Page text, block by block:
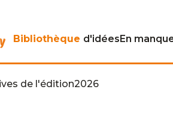
Bibliothèque d'idéesEn
de l'édition2026